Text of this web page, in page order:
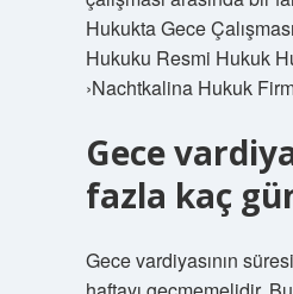
Hukukta Gece
Hukuku Resmi Hukuk
›Nachtkalina Hukuk
Gece
fazla kaç
Gece vardiyasının